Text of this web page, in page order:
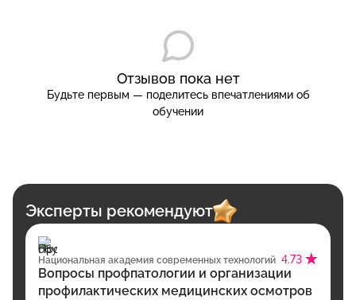
Эксперты рекомендуют
Национальная академия современных технологий 4.73
Вопросы профпатологии и организации
профилактических медицинских осмотров
Отзывов пока нет
Будьте первым — поделитесь впечатлениями об
обучении